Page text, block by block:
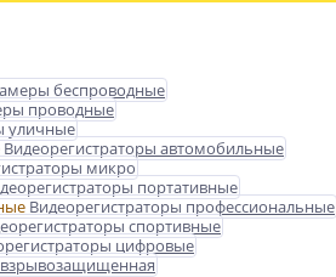
беспроводные
проводные
уличные
Видеорегистраторы автомобильные
микро
портативные
Видеорегистраторы профессиональные
спортивные
цифровые